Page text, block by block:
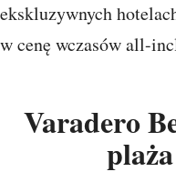
ekskluzywnych
w cenę wczasów all-
Varadero